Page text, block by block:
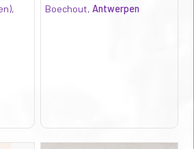
Boechout,Antwerpen